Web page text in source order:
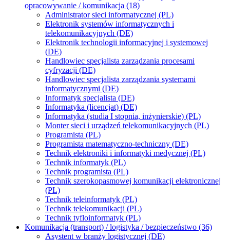
opracowywanie / komunikacja (18)
Administrator sieci informatycznej (PL)
Elektronik systemów informatycznych i
telekomunikacyjnych (DE)
Elektronik technologii informacyjnej i systemowej
(DE)
Handlowiec specjalista zarządzania procesami
cyfryzacji (DE)
Handlowiec specjalista zarządzania systemami
informatycznymi (DE)
Informatyk specjalista (DE)
Informatyka (licencjat) (DE)
Informatyka (studia I stopnia, inżynierskie) (PL)
Monter sieci i urządzeń telekomunikacyjnych (PL)
Programista (PL)
Programista matematyczno-techniczny (DE)
Technik elektroniki i informatyki medycznej (PL)
Technik informatyk (PL)
Technik programista (PL)
Technik szerokopasmowej komunikacji elektronicznej
(PL)
Technik teleinformatyk (PL)
Technik telekomunikacji (PL)
Technik tyfloinformatyk (PL)
Komunikacja (transport) / logistyka / bezpieczeństwo (36)
Asystent w branży logistycznej (DE)